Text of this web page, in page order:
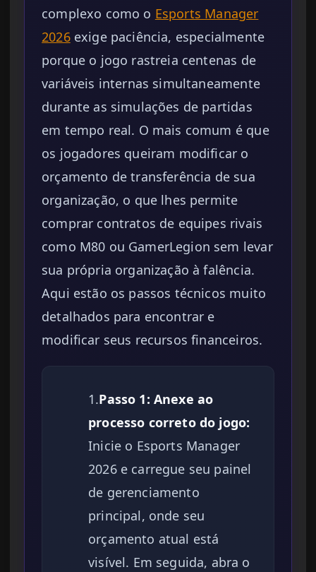
complexo como o Esports Manager
2026exige paciência, especialmente
porque o jogo rastreia centenas de
variáveis internas simultaneamente
durante as simulações de partidas
em tempo real. O mais comum é que
os jogadores queiram modificar o
orçamento de transferência de sua
organização, o que lhes permite
comprar contratos de equipes rivais
como M80 ou GamerLegion sem levar
sua própria organização à falência.
Aqui estão os passos técnicos muito
detalhados para encontrar e
modificar seus recursos financeiros.
1.Passo 1: Anexe ao
processo correto do jogo:
Inicie o Esports Manager
2026 e carregue seu painel
de gerenciamento
principal, onde seu
orçamento atual está
visível. Em seguida, abra o